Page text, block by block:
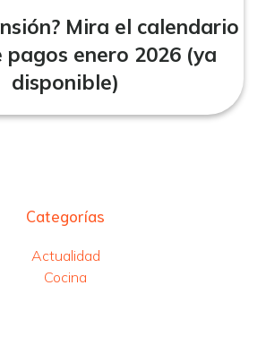
Mira el calendario
pagos enero 2026 (ya
disponible)
Categorías
Actualidad
Cocina